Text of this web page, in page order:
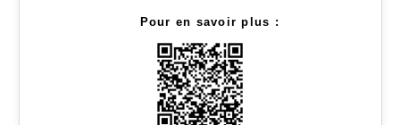
Pour en savoir plus :